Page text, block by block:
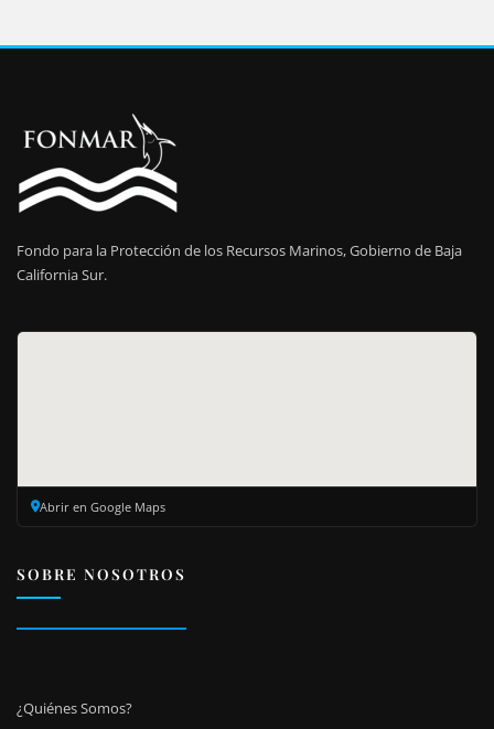
Fondo para la Protección de los Recursos Marinos, Gobierno de Baja
California Sur.
Abrir en Google Maps
SOBRE NOSOTROS
¿Quiénes Somos?